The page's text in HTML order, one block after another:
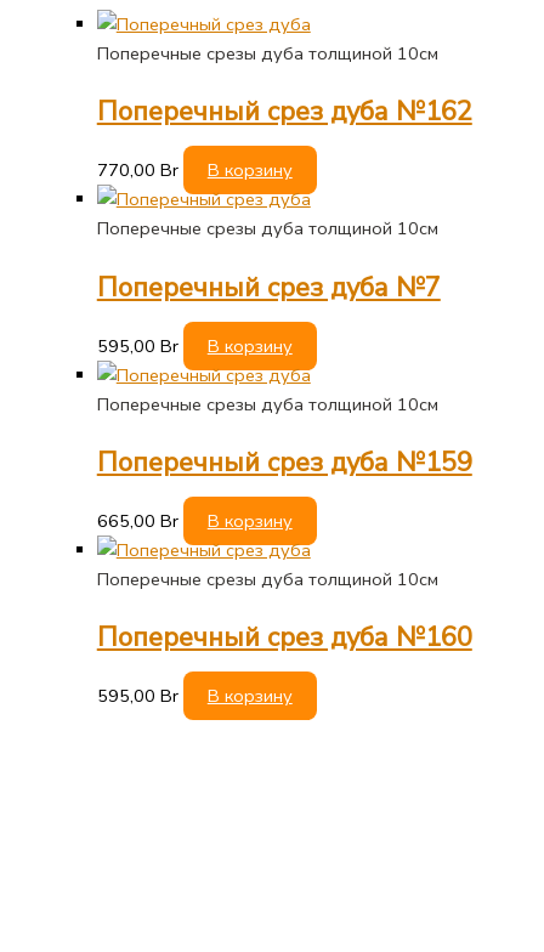
Поперечные срезы дуба толщиной 10см
Поперечный срез дуба №162
770,00 Br В корзину
Поперечные срезы дуба толщиной 10см
Поперечный срез дуба №7
595,00 Br В корзину
Поперечные срезы дуба толщиной 10см
Поперечный срез дуба №159
665,00 Br В корзину
Поперечные срезы дуба толщиной 10см
Поперечный срез дуба №160
595,00 Br В корзину